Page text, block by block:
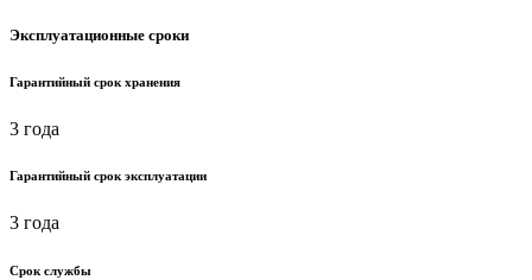
Эксплуатационные сроки
Гарантийный срок хранения
3 года
Гарантийный срок эксплуатации
3 года
Срок службы